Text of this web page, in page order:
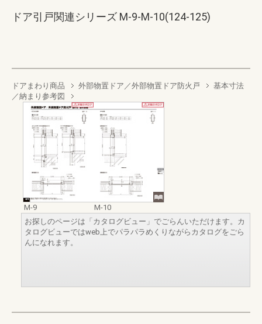
ドア引戸関連シリーズ M-9-M-10(124-125)
ドアまわり商品 外部物置ドア／外部物置ドア防火戸
基本寸法
／納まり参考図
M-9
M-10
お探しのページは「カタログビュー」でごらんいただけます。カ
タログビューではweb上でパラパラめくりながらカタログをごら
んになれます。